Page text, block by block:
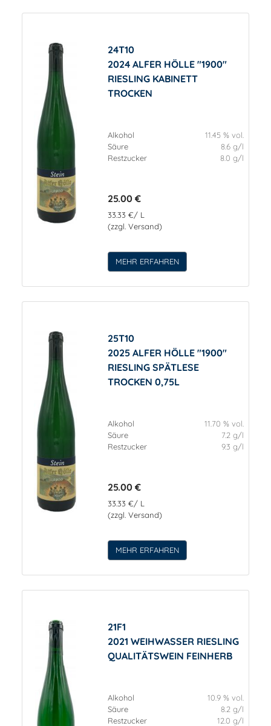
24T10
2024 ALFER HÖLLE "1900"
RIESLING KABINETT
TROCKEN
Alkohol
11.45 % vol.
Säure
8.6 g/l
Restzucker
8.0 g/l
25.00 €
33.33 €/ L
(zzgl. Versand)
MEHR ERFAHREN
25T10
2025 ALFER HÖLLE "1900"
RIESLING SPÄTLESE
TROCKEN 0,75L
Alkohol
11.70 % vol.
Säure
7.2 g/l
Restzucker
9.3 g/l
25.00 €
33.33 €/ L
(zzgl. Versand)
MEHR ERFAHREN
21F1
2021 WEIHWASSER RIESLING
QUALITÄTSWEIN FEINHERB
Alkohol
10.9 % vol.
Säure
8.2 g/l
Restzucker
12.0 g/l